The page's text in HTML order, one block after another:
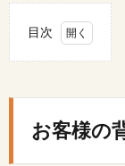
目次
1.
様の
2.
ご相
お客様の